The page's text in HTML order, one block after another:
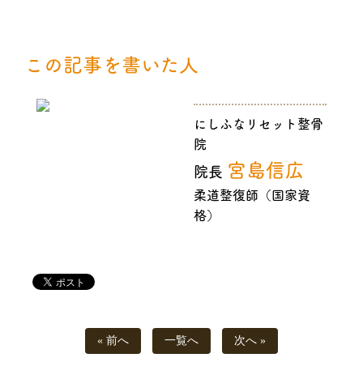
この記事を書いた人
にしふなリセット整骨
院
院長 宮島信広
柔道整復師（国家資
格）
« 前へ 一覧へ 次へ »